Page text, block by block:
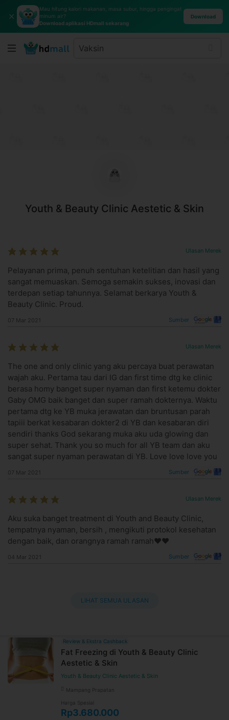
✕
Mau hitung kalori makanan, masa subur, hingga pengingat
minum air?
Download aplikasi HDmall sekarang
Download
Youth & Beauty Clinic Aestetic & Skin
Review & Ekstra Cashback
Fat Freezing di Youth & Beauty Clinic
Aestetic & Skin
Youth & Beauty Clinic Aestetic & Skin
Mampang Prapatan
Harga Spesial
Rp3.680.000
Ulasan Merek
Pelayanan prima, penuh sentuhan ketelitian dan hasil yang
sangat memuaskan. Semoga semakin sukses, inovasi dan
terdepan setiap tahunnya. Selamat berkarya Youth &
Beauty Clinic. Proud.
07 Mar 2021 Sumber
Ulasan Merek
The one and only clinic yang aku percaya buat perawatan
wajah aku. Pertama tau dari IG dan first time dtg ke clinic
berasa homy banget super nyaman dan first ketemu dokter
Gaby OMG baik banget dan super ramah dokternya. Waktu
pertama dtg ke YB muka jerawatan dan bruntusan parah
tapiii berkat kesabaran dokter2 di YB dan kesabaran diri
sendiri thanks God sekarang muka aku uda glowing dan
super sehat. Thank you so much for all YB team dan aku
sangat super nyaman perawatan di YB. Love love love you
07 Mar 2021 Sumber
Ulasan Merek
Aku suka banget treatment di Youth and Beauty Clinic,
tempatnya nyaman, bersih , mengikuti protokol kesehatan
dengan baik, dan orangnya ramah ramah❤️❤️
04 Mar 2021 Sumber
LIHAT SEMUA ULASAN